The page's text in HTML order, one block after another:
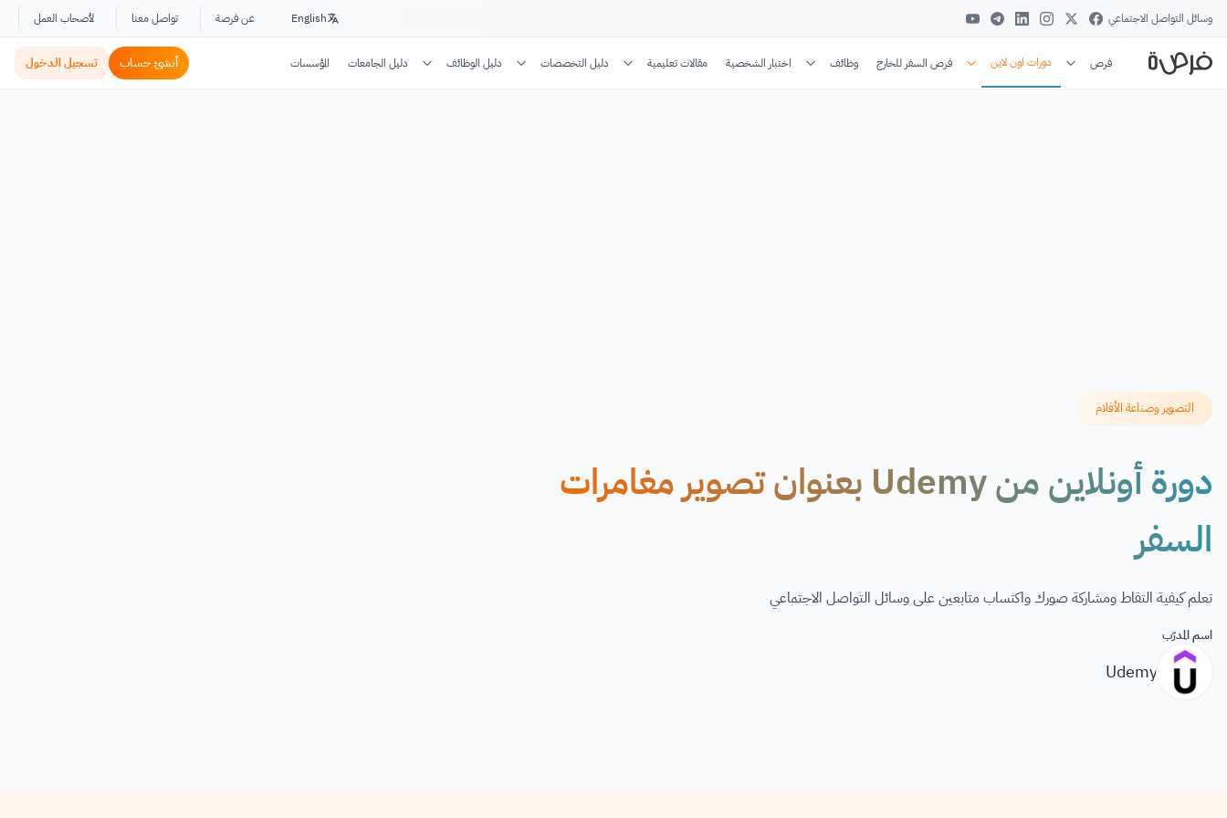
وسائل التواصل الاجتماعي English عن فرصة تواصل معنا لأصحاب العمل
فرص دورات اون لاين فرص السفر للخارج وظائف اختبار الشخصية مقالات تعليمية دليل التخصصات دليل الوظائف دليل الجامعات المؤسسات أنشئ حساب تسجيل الدخول
التصوير وصناعة الأفلام
دورة أونلاين من Udemy بعنوان تصوير مغامرات
السفر
تعلم كيفية التقاط ومشاركة صورك واكتساب متابعين على وسائل التواصل الاجتماعي
اسم المدرّب
Udemy